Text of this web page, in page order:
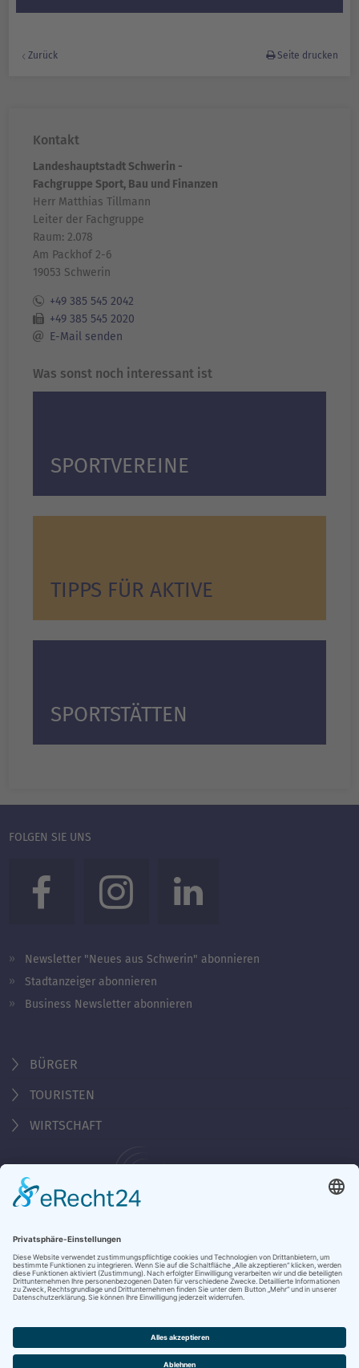
Zurück Seite drucken
Kontakt
Landeshauptstadt Schwerin -
Fachgruppe Sport, Bau und Finanzen
Herr Matthias Tillmann
Leiter der Fachgruppe
Raum: 2.078
Am Packhof 2-6
19053 Schwerin
+49 385 545 2042
+49 385 545 2020
E-Mail senden
Was sonst noch interessant ist
SPORTVEREINE
TIPPS FÜR AKTIVE
SPORTSTÄTTEN
FOLGEN SIE UNS
Newsletter "Neues aus Schwerin" abonnieren
Stadtanzeiger abonnieren
Business Newsletter abonnieren
BÜRGER
TOURISTEN
WIRTSCHAFT
Behördennummer 115
KONTAKT
NOTRUFE & HOTLINES
JOBS
STADTANZEIGER
BROSCHÜREN
PRESSE
DATENSCHUTZ